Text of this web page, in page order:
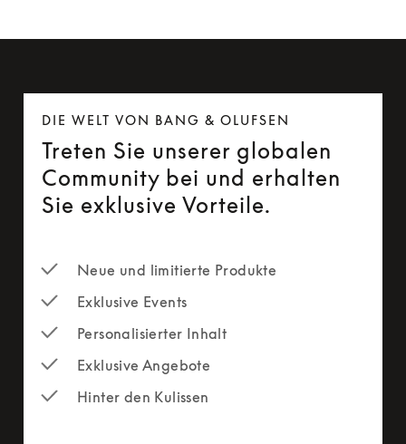
DIE WELT VON BANG & OLUFSEN
Treten Sie unserer globalen
Community bei und erhalten
Sie exklusive Vorteile.
Neue und limitierte Produkte
Exklusive Events
Personalisierter Inhalt
Exklusive Angebote
Hinter den Kulissen